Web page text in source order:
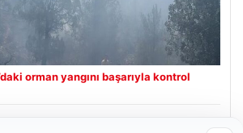
orman yangını başarıyla kontrol